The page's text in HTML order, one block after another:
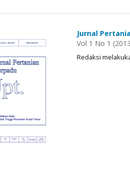
Jurnal
Vol 1 No 1
Redaksi